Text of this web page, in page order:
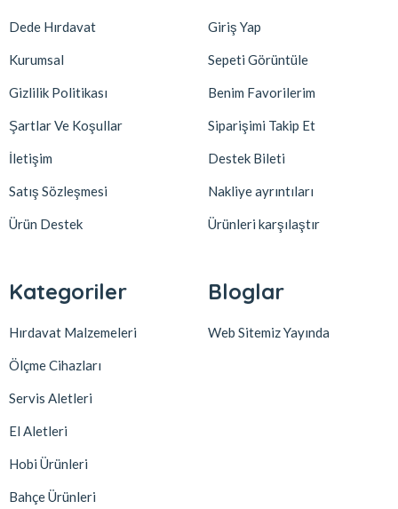
Dede Hırdavat
Kurumsal
Gizlilik Politikası
Şartlar Ve Koşullar
İletişim
Satış Sözleşmesi
Ürün Destek
Giriş Yap
Sepeti Görüntüle
Benim Favorilerim
Siparişimi Takip Et
Destek Bileti
Nakliye ayrıntıları
Ürünleri karşılaştır
Kategoriler
Hırdavat Malzemeleri
Ölçme Cihazları
Servis Aletleri
El Aletleri
Hobi Ürünleri
Bahçe Ürünleri
Bloglar
Web Sitemiz Yayında